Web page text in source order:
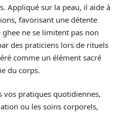
Appliqué sur la peau, il aide à
favorisant une détente
ne se limitent pas non
des praticiens lors de rituels
comme un élément sacré
du corps.
vos pratiques quotidiennes,
ou les soins corporels,